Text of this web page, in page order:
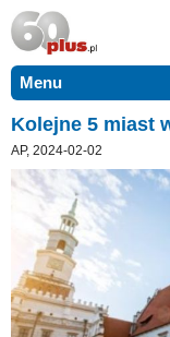
Menu
START
PROMOCJE
ARTYKUŁY
Szczególnie
Użyteczne porady
Szlachetne
DLA BLISKICH
ZGŁOŚ OFERTĘ
O NAS
Kolejne 5 miast
AP, 2024-02-02